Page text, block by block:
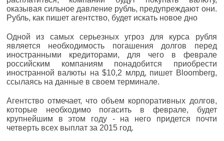
оказывая сильное давление рубль, предупреждают они.
Рубль, как пишет агентство, будет искать новое дно
Одной из самых серьезных угроз для курса рубля
является необходимость погашения долгов перед
иностранными кредиторами, для чего в феврале
российским компаниям понадобится приобрести
иностранной валюты на $10,2 млрд, пишет Bloomberg,
ссылаясь на данные в своем терминале.
Агентство отмечает, что объем корпоративных долгов,
которые необходимо погасить в феврале, будет
крупнейшим в этом году - на него придется почти
четверть всех выплат за 2015 год.